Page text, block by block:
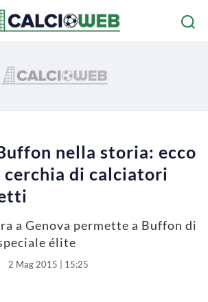
nella storia: ecco
di calciatori
a Genova permette a Buffon di
élite
2 Mag 2015 | 15:25